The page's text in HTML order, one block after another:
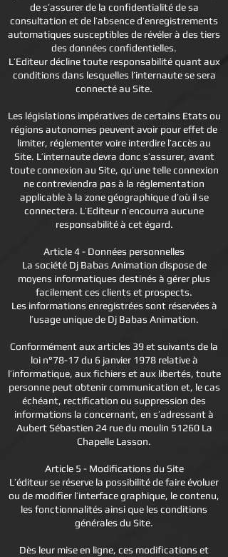
de s’assurer de la confidentialité de sa
consultation et de l’absence d’enregistrements
automatiques susceptibles de révéler à des tiers
des données confidentielles.
L’Editeur décline toute responsabilité quant aux
conditions dans lesquelles l’internaute se sera
connecté au Site.
Les législations impératives de certains Etats ou
régions autonomes peuvent avoir pour effet de
limiter, réglementer voire interdire l’accès au
Site. L’internaute devra donc s’assurer, avant
toute connexion au Site, qu’une telle connexion
ne contreviendra pas à la réglementation
applicable à la zone géographique d’où il se
connectera. L’Editeur n’encourra aucune
responsabilité à cet égard.
Article 4 - Données personnelles
La société Dj Babas Animation dispose de
moyens informatiques destinés à gérer plus
facilement ces clients et prospects.
Les informations enregistrées sont réservées à
l’usage unique de Dj Babas Animation.
Conformément aux articles 39 et suivants de la
loi n°78-17 du 6 janvier 1978 relative à
l’informatique, aux fichiers et aux libertés, toute
personne peut obtenir communication et, le cas
échéant, rectification ou suppression des
informations la concernant, en s’adressant à
Aubert Sébastien 24 rue du moulin 51260 La
Chapelle Lasson.
Article 5 - Modifications du Site
L’éditeur se réserve la possibilité de faire évoluer
ou de modifier l’interface graphique, le contenu,
les fonctionnalités ainsi que les conditions
générales du Site.
Dès leur mise en ligne, ces modifications et